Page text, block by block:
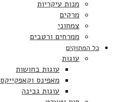
מנות עיקריות
מרקים
צמחוני
ממרחים ורטבים
כל המתוקים
עוגות
עוגות בחושות
מאפינס וקאפקייקס
עוגות גבינה